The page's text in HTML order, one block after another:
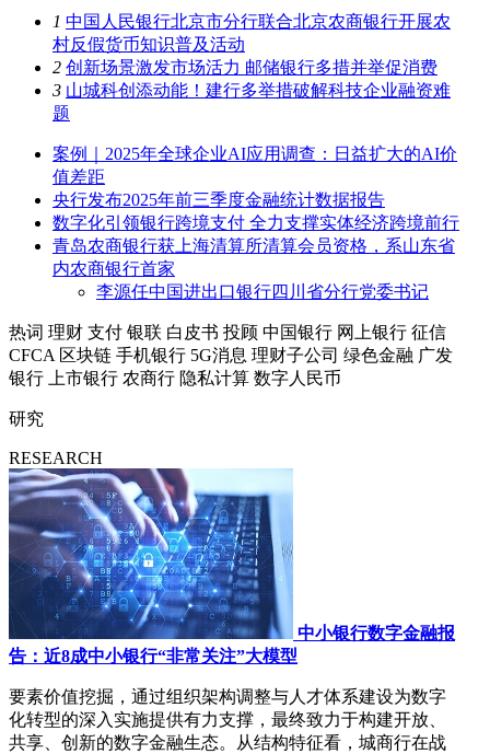
1 中国人民银行北京市分行联合北京农商银行开展农
村反假货币知识普及活动
2 创新场景激发市场活力 邮储银行多措并举促消费
3 山城科创添动能！建行多举措破解科技企业融资难
题
案例｜2025年全球企业AI应用调查：日益扩大的AI价
值差距
央行发布2025年前三季度金融统计数据报告
数字化引领银行跨境支付 全力支撑实体经济跨境前行
青岛农商银行获上海清算所清算会员资格，系山东省
内农商银行首家
李源任中国进出口银行四川省分行党委书记
热词 理财 支付 银联 白皮书 投顾 中国银行 网上银行 征信
CFCA 区块链 手机银行 5G消息 理财子公司 绿色金融 广发
银行
上市银行 农商行 隐私计算 数字人民币
研究
RESEARCH
中小银行数字金融报
告：近8成中小银行“非常关注”大模型
要素价值挖掘，通过组织架构调整与人才体系建设为数字
化转型的深入实施提供有力支撑，最终致力于构建开放、
共享、创新的数字金融生态。从结构特征看，城商行在战